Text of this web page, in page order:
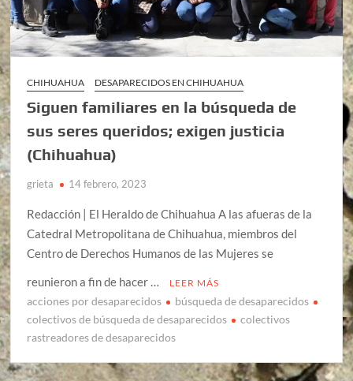
CHIHUAHUA DESAPARECIDOS EN CHIHUAHUA
Siguen familiares en la búsqueda de
sus seres queridos; exigen justicia
(Chihuahua)
grieta 14 febrero, 2023
Redacción | El Heraldo de Chihuahua A las afueras de la
Catedral Metropolitana de Chihuahua, miembros del
Centro de Derechos Humanos de las Mujeres se
reunieron a fin de hacer …
LEER MÁS
acciones por desaparecidos
búsqueda de desaparecidos
colectivos de búsqueda de desaparecidos
colectivos
rastreadores de desaparecidos